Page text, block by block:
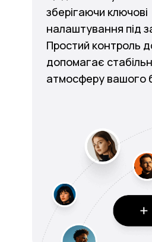
зберігаючи ключові
налаштування під
Простий контроль
допомагає
атмосферу вашого